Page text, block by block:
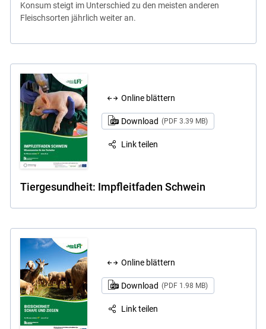
Konsum steigt im Unterschied zu den meisten anderen
Fleischsorten jährlich weiter an.
Online blättern
Download (PDF 3.39 MB)
Link teilen
Tiergesundheit: Impfleitfaden Schwein
Online blättern
Download (PDF 1.98 MB)
Link teilen